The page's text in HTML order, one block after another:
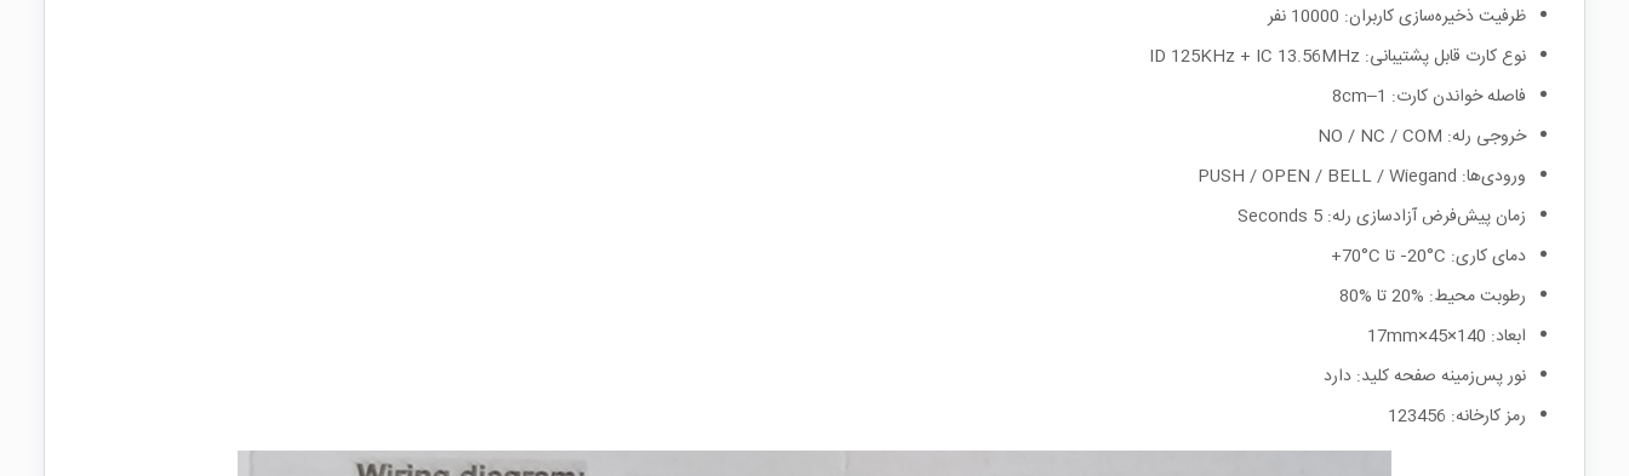
ظرفیت ذخیره‌سازی کاربران: 10000 نفر
نوع کارت قابل پشتیبانی: ID 125KHz + IC 13.56MHz
فاصله خواندن کارت: 1–8cm
خروجی رله: NO / NC / COM
ورودی‌ها: PUSH / OPEN / BELL / Wiegand
زمان پیش‌فرض آزادسازی رله: 5 Seconds
دمای کاری: ‎‑20°C تا ‎+70°C
رطوبت محیط: ‎20% تا ‎80%
ابعاد: 140×45×17mm
نور پس‌زمینه صفحه کلید: دارد
رمز کارخانه: 123456